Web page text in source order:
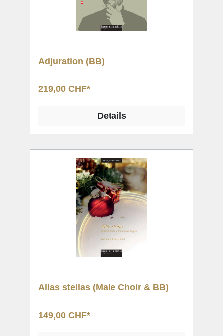
Adjuration (BB)
219,00 CHF*
Details
Allas steilas (Male Choir & BB)
149,00 CHF*